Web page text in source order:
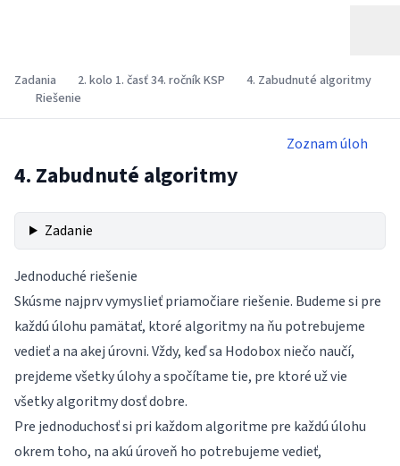
Zadania 2. kolo 1. časť 34. ročník KSP
4. Zabudnuté algoritmy
Riešenie
Zoznam úloh
4. Zabudnuté algoritmy
Zadanie
Jednoduché riešenie
Skúsme najprv vymyslieť priamočiare riešenie. Budeme si pre
každú úlohu pamätať, ktoré algoritmy na ňu potrebujeme
vedieť a na akej úrovni. Vždy, keď sa Hodobox niečo naučí,
prejdeme všetky úlohy a spočítame tie, pre ktoré už vie
všetky algoritmy dosť dobre.
Pre jednoduchosť si pri každom algoritme pre každú úlohu
okrem toho, na akú úroveň ho potrebujeme vedieť,